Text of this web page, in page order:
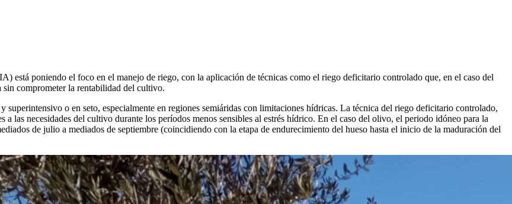
está poniendo el foco en el manejo de riego, con la aplicación de técnicas como el riego deficitario controlado que, en el caso del
sin comprometer la rentabilidad del cultivo.
o en seto, especialmente en regiones semiáridas con limitaciones hídricas. La técnica del riego deficitario controlado,
las necesidades del cultivo durante los períodos menos sensibles al estrés hídrico. En el caso del olivo, el periodo idóneo para la
de julio a mediados de septiembre (coincidiendo con la etapa de endurecimiento del hueso hasta el inicio de la maduración del